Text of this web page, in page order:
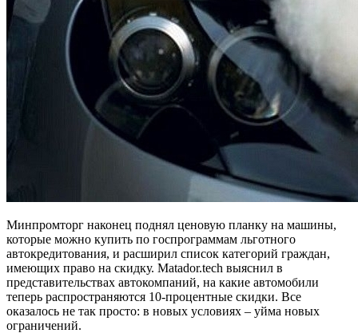
Минпромторг наконец поднял ценовую планку на машины,
которые можно купить по госпрограммам льготного
автокредитования, и расширил список категорий граждан,
имеющих право на скидку. Matador.tech выяснил в
представительствах автокомпаний, на какие автомобили
теперь распространяются 10-процентные скидки. Все
оказалось не так просто: в новых условиях – уйма новых
ограничений.